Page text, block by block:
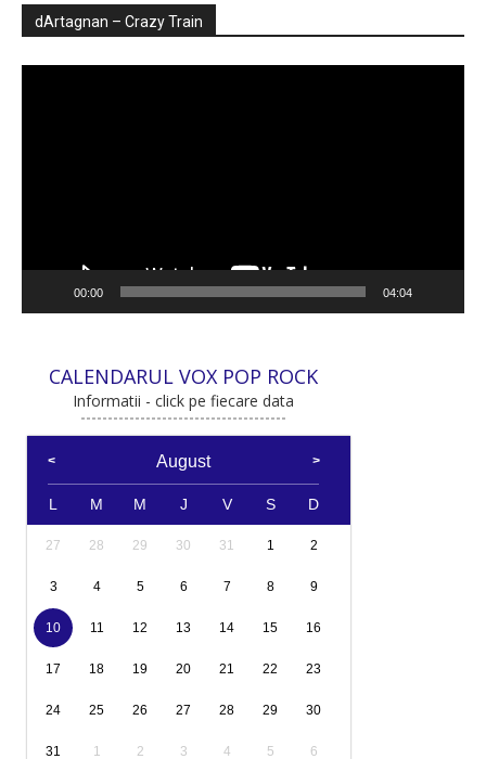
dArtagnan – Crazy Train
00:00 04:04
CALENDARUL VOX POP ROCK
Informatii - click pe fiecare data
August
L M M J V S D
27 28 29 30 31 1 2
3 4 5 6 7 8 9
10 11 12 13 14 15 16
17 18 19 20 21 22 23
24 25 26 27 28 29 30
31 1 2 3 4 5 6